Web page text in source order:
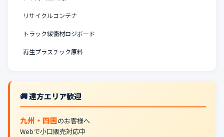
リサイクルコンテナ
トラック緩衝材ロジボード
再生プラスチック原料
🚚 遠方エリア歓迎
九州・四国のお客様へ
Webで小口販売対応中